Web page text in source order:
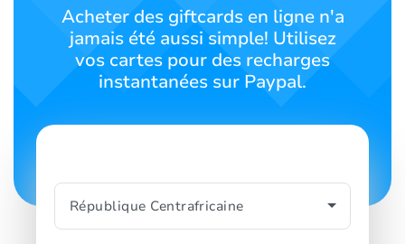
Acheter des giftcards en ligne n'a
jamais été aussi simple! Utilisez
vos cartes pour des recharges
instantanées sur Paypal.